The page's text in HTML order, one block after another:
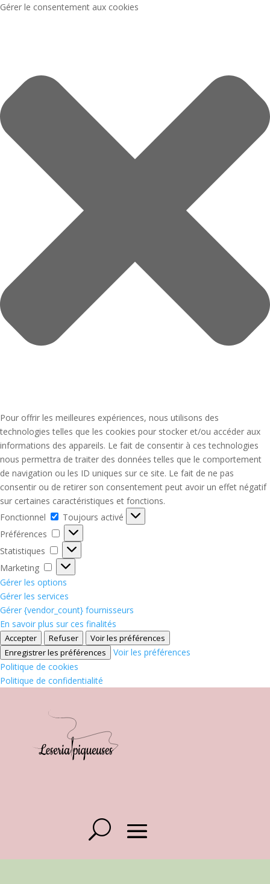
Gérer le consentement aux cookies
Pour offrir les meilleures expériences, nous utilisons des
technologies telles que les cookies pour stocker et/ou accéder aux
informations des appareils. Le fait de consentir à ces technologies
nous permettra de traiter des données telles que le comportement
de navigation ou les ID uniques sur ce site. Le fait de ne pas
consentir ou de retirer son consentement peut avoir un effet négatif
sur certaines caractéristiques et fonctions.
Fonctionnel
Fonctionnel
Toujours activé
Préférences
Préférences
Statistiques
Statistiques
Marketing
Marketing
Gérer les options
Gérer les services
Gérer {vendor_count} fournisseurs
En savoir plus sur ces finalités
Accepter Refuser
Voir les préférences
Enregistrer les préférences
Voir les préférences
Politique de cookies
Politique de confidentialité